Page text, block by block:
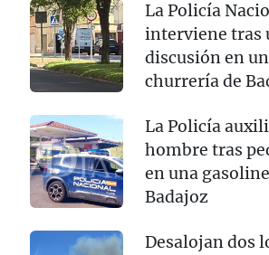
La Policía
interviene tras
discusión en
churrería de
La Policía
hombre tras
en una
Badajoz
Desalojan dos